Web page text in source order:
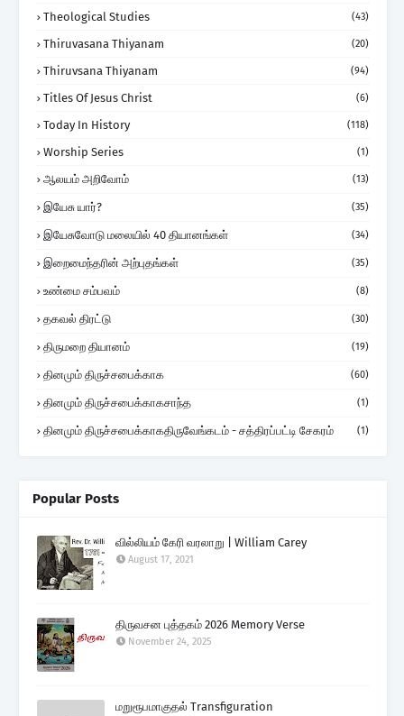
Theological Studies (43)
Thiruvasana Thiyanam (20)
Thiruvsana Thiyanam (94)
Titles Of Jesus Christ (6)
Today In History (118)
Worship Series (1)
ஆலயம் அறிவோம் (13)
இயேசு யார்? (35)
இயேசுவோடு மலையில் 40 தியானங்கள் (34)
இறைமைந்தரின் அற்புதங்கள் (35)
உண்மை சம்பவம் (8)
தகவல் திரட்டு (30)
திருமறை தியானம் (19)
தினமும் திருச்சபைக்காக (60)
தினமும் திருச்சபைக்காகசாந்த (1)
தினமும் திருச்சபைக்காகதிருவேங்கடம் - சத்திரப்பட்டி சேகரம் (1)
Popular Posts
வில்லியம் கேரி வரலாறு | William Carey
August 17, 2021
திருவசன புத்தகம் 2026 Memory Verse
November 24, 2025
மறுரூபமாகுதல் Transfiguration